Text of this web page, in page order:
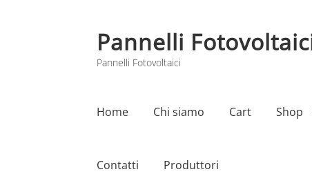
Vai
alla
navigazione
Vai
al
contenuto
Pannelli
Pannelli Fotovoltaici
Home Chi siamo Cart Shop
Contatti Produttori